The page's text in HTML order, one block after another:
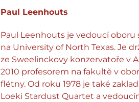
Paul Leenhouts
Paul Leenhouts je vedoucí
na University of North Texas. Je
ze Sweelinckovy konzervatoře v
2010 profesorem na fakultě v
flétny. Od roku 1978 je také
Loeki Stardust Quartet a